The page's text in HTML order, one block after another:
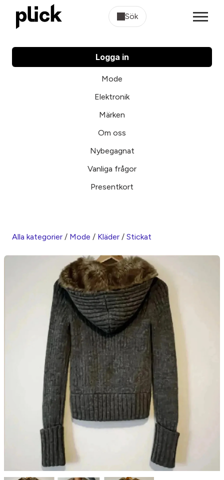
Sök
Logga in
Mode
Elektronik
Märken
Om oss
Nybegagnat
Vanliga frågor
Presentkort
Alla kategorier / Mode / Kläder / Stickat